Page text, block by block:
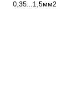
0,35...1,5мм2